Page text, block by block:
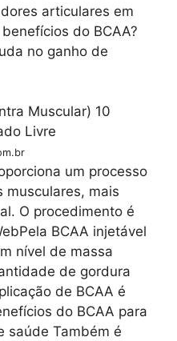
articulares em
do BCAA?
no ganho de
um processo
musculares, mais
O procedimento é
BCAA injetável
nível de massa
de gordura
de BCAA é
do BCAA para
saúde Também é